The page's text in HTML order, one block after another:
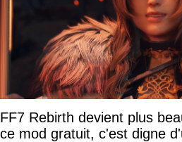
FF7 Rebirth devient plus
ce mod gratuit, c'est digne